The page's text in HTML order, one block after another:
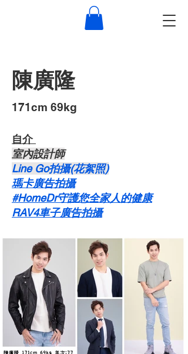
陳廣隆
​171cm 69kg
自介 ​
​室內設計師
Line Go拍攝(花絮照)
瑪卡廣告拍攝
#HomeDr守護您全家人的健康
RAV4車子廣告拍攝​